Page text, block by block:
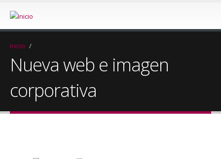
Inicio /
Nueva web e imagen
corporativa